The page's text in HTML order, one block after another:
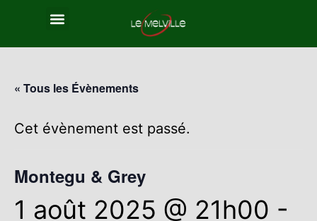
« Tous les Évènements
Cet évènement est passé.
Montegu & Grey
1 août 2025 @ 21h00 -